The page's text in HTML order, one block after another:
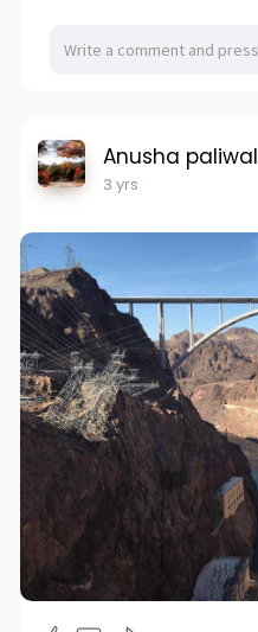
Anusha paliwal
3 yrs